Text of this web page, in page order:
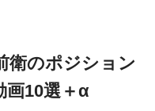
衛のポジション
画10選＋α